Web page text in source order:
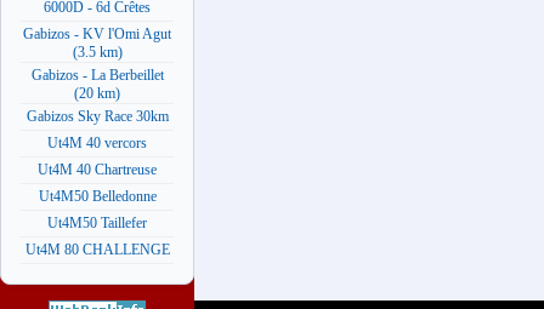
6000D - 6d Crêtes
Gabizos - KV l'Omi Agut
(3.5 km)
Gabizos - La Berbeillet
(20 km)
Gabizos Sky Race 30km
Ut4M 40 vercors
Ut4M 40 Chartreuse
Ut4M50 Belledonne
Ut4M50 Taillefer
Ut4M 80 CHALLENGE